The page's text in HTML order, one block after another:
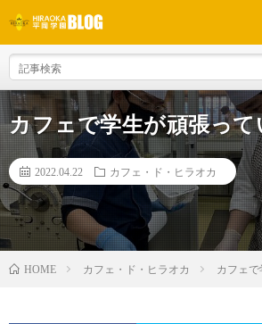
カフェで学生が頑張っ
2022.04.22 カフェ・ド・ヒラオカ
HOME カフェ・ド・ヒラオカ カフェで